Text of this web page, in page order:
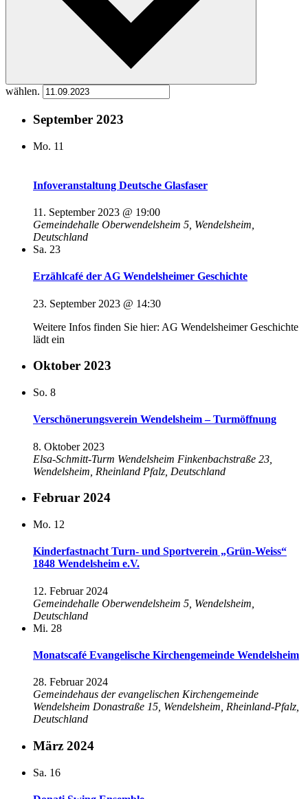
wählen.
September 2023
Mo. 11
Infoveranstaltung Deutsche Glasfaser
11. September 2023 @ 19:00
Gemeindehalle Oberwendelsheim 5, Wendelsheim,
Deutschland
Sa. 23
Erzählcafé der AG Wendelsheimer Geschichte
23. September 2023 @ 14:30
Weitere Infos finden Sie hier: AG Wendelsheimer Geschichte
lädt ein
Oktober 2023
So. 8
Verschönerungsverein Wendelsheim – Turmöffnung
8. Oktober 2023
Elsa-Schmitt-Turm Wendelsheim Finkenbachstraße 23,
Wendelsheim, Rheinland Pfalz, Deutschland
Februar 2024
Mo. 12
Kinderfastnacht Turn- und Sportverein „Grün-Weiss“
1848 Wendelsheim e.V.
12. Februar 2024
Gemeindehalle Oberwendelsheim 5, Wendelsheim,
Deutschland
Mi. 28
Monatscafé Evangelische Kirchengemeinde Wendelsheim
28. Februar 2024
Gemeindehaus der evangelischen Kirchengemeinde
Wendelsheim Donastraße 15, Wendelsheim, Rheinland-Pfalz,
Deutschland
März 2024
Sa. 16